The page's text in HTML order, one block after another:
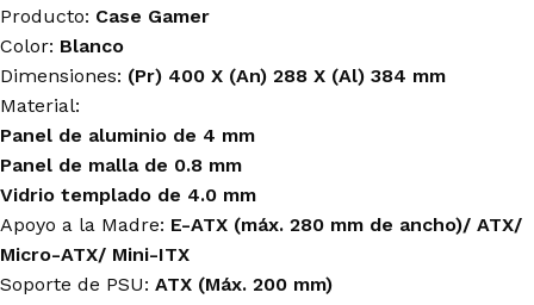
Producto: Case Gamer
Color: Blanco
Dimensiones: (Pr) 400 X (An) 288 X (Al) 384 mm
Material:
Panel de aluminio de 4 mm
Panel de malla de 0.8 mm
Vidrio templado de 4.0 mm
Apoyo a la Madre: E-ATX (máx. 280 mm de ancho)/ ATX/
Micro-ATX/ Mini-ITX
Soporte de PSU: ATX (Máx. 200 mm)